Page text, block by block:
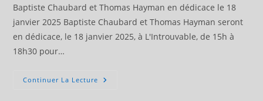
Baptiste Chaubard et Thomas Hayman en dédicace le 18
janvier 2025 Baptiste Chaubard et Thomas Hayman seront
en dédicace, le 18 janvier 2025, à L'Introuvable, de 15h à
18h30 pour…
Continuer La Lecture Baptiste